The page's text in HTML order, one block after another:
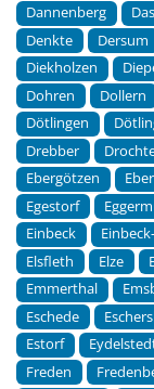
Dannenberg
Denkte
Dersum
Diekholzen
Dohren
Dollern
Dötlingen
Drebber
Ebergötzen
Egestorf
Einbeck
Elsfleth
Elze
Emmerthal
Eschede
Estorf
Freden